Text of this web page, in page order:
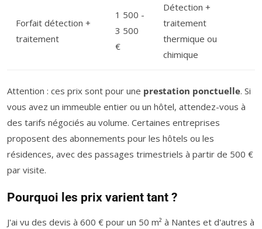
Forfait détection +
traitement
1 500 -
3 500
€
Détection +
traitement
thermique ou
chimique
Attention : ces prix sont pour une prestation ponctuelle. Si
vous avez un immeuble entier ou un hôtel, attendez-vous à
des tarifs négociés au volume. Certaines entreprises
proposent des abonnements pour les hôtels ou les
résidences, avec des passages trimestriels à partir de 500 €
par visite.
Pourquoi les prix varient tant ?
J'ai vu des devis à 600 € pour un 50 m² à Nantes et d'autres à